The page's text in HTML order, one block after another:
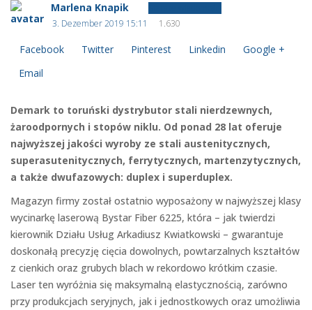
Marlena Knapik
3. Dezember 2019 15:11
1.630
Facebook Twitter Pinterest Linkedin
Google +
Email
Demark to toruński dystrybutor stali nierdzewnych,
żaroodpornych i stopów niklu. Od ponad 28 lat oferuje
najwyższej jakości wyroby ze stali austenitycznych,
superasutenitycznych, ferrytycznych, martenzytycznych,
a także dwufazowych: duplex i superduplex.
Magazyn firmy został ostatnio wyposażony w najwyższej klasy
wycinarkę laserową Bystar Fiber 6225, która – jak twierdzi
kierownik Działu Usług Arkadiusz Kwiatkowski – gwarantuje
doskonałą precyzję cięcia dowolnych, powtarzalnych kształtów
z cienkich oraz grubych blach w rekordowo krótkim czasie.
Laser ten wyróżnia się maksymalną elastycznością, zarówno
przy produkcjach seryjnych, jak i jednostkowych oraz umożliwia